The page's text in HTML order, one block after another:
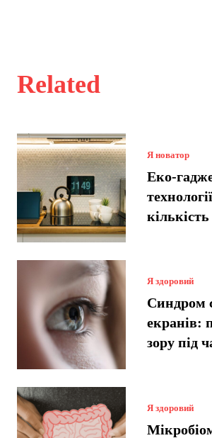
Related
Я новатор
Еко-
кількість
Я здоровий
Синдром
екранів:
зору під
Я здоровий